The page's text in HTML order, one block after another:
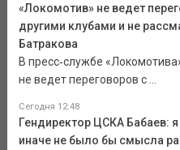
«Локомотив» не ведет
другими клубами и не
Батракова
В пресс‑службе
не ведет переговоров с ...
Сегодня 12:48
Гендиректор ЦСКА Бабаев:
иначе не было бы смысла